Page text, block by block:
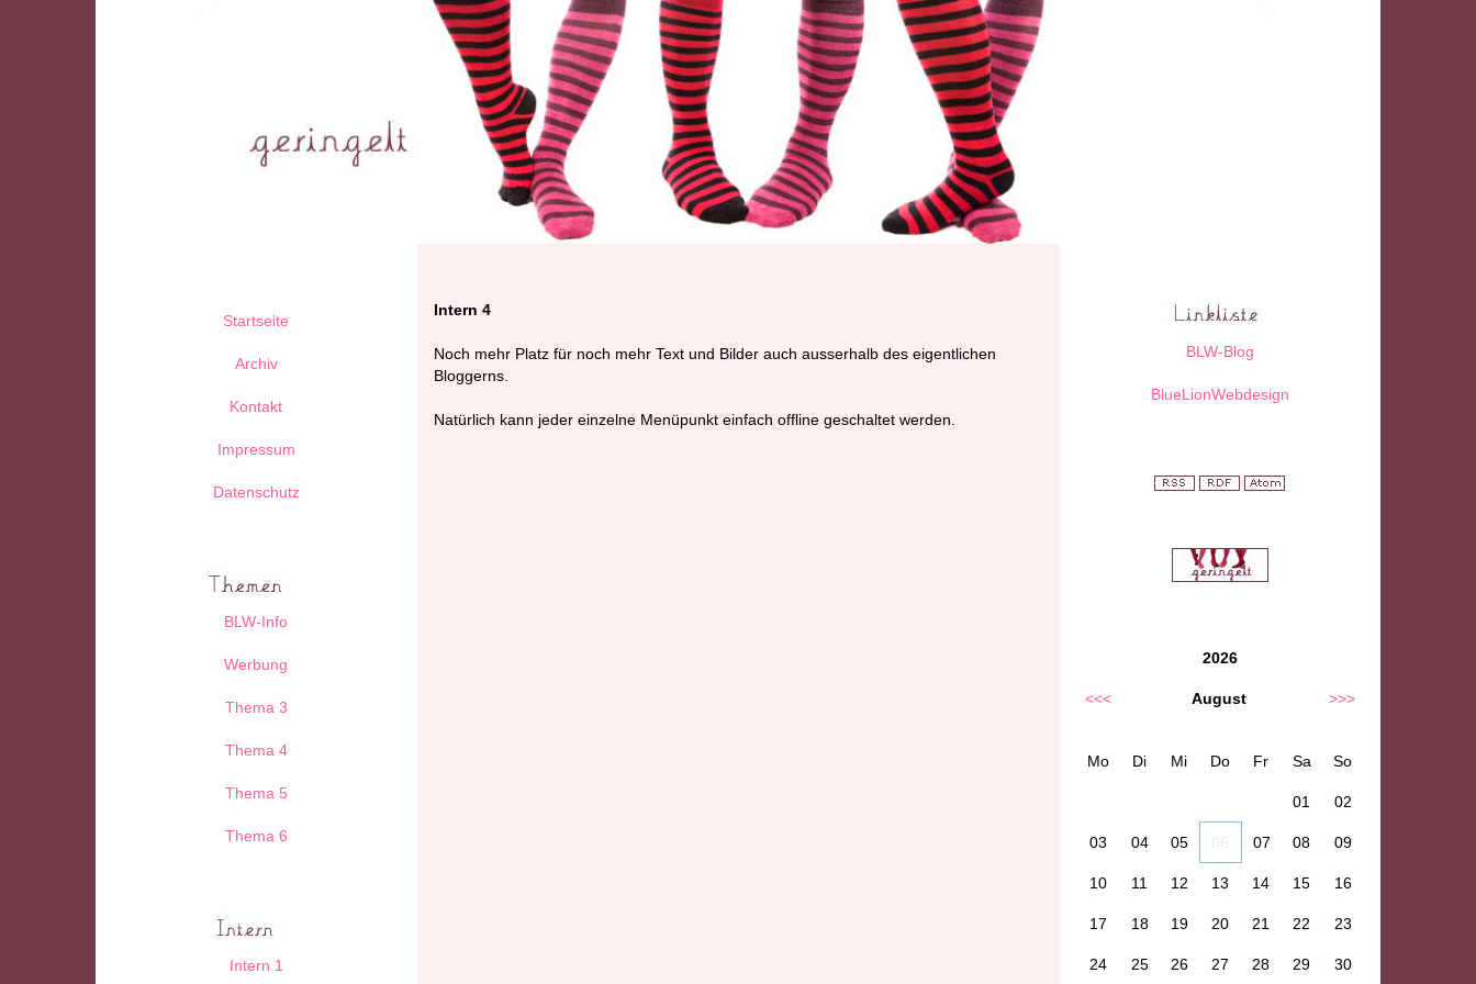
Intern 4
Noch mehr Platz für noch mehr Text und Bilder auch ausserhalb des eigentlichen
Bloggerns.
Natürlich kann jeder einzelne Menüpunkt einfach offline geschaltet werden.
Startseite
Archiv
Kontakt
Impressum
Datenschutz
BLW-Info
Werbung
Thema 3
Thema 4
Thema 5
Thema 6
Intern 1
BLW-Blog
BlueLionWebdesign
2026
<<< August >>>
Mo Di Mi Do Fr Sa So
01 02
03 04 05 06 07 08 09
10 11 12 13 14 15 16
17 18 19 20 21 22 23
24 25 26 27 28 29 30